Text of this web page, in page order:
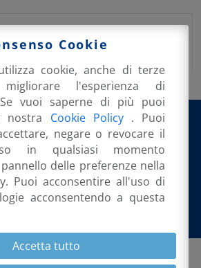
14 Aprile 2022in:
Cookie
cookie, anche di terze
l'esperienza di
Se vuoi saperne di più puoi
nostra Cookie Policy . Puoi
negare o revocare il
in qualsiasi momento
delle preferenze nella
Puoi acconsentire all'uso di
acconsentendo a questa
Accetta tutto